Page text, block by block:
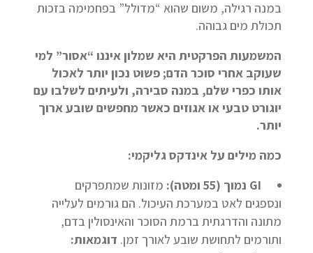
במנה רגילה, משום שהוא “מדולל” בפחמימה בזכות
תכולת מים גבוהה.
המשמעות הפרקטית היא שמלון איננו “אסור” למי
שעוקב אחרי סוכר הדם; פשוט נכון יותר לאכול
אותו כפרי שלם, במנה סבירה, ולעיתים לשלבו עם
יוגורט טבעי או אגוזים כאשר מחפשים שובע ארוך
יותר.
כמה מילים על אינדקס גליקמי:
GI נמוך (55 ומטה) : מזונות שמתפרקים
ונספגים לאט במערכת העיכול. הם גורמים לעלייה
מתונה והדרגתית ברמת הסוכר והאינסולין בדם,
ותורמים לתחושת שובע לאורך זמן. דוגמאות: